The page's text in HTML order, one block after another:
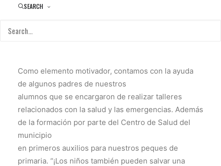
SEARCH
situaciones de emergencia. Para ello, los alumnos
investigando, contrastando ideas, llegando a
Como elemento motivador, contamos con la ayuda
de algunos padres de nuestros
alumnos que se encargaron de realizar talleres
relacionados con la salud y las emergencias. Además
de la formación por parte del Centro de Salud del
municipio
en primeros auxilios para nuestros peques de
primaria. “¡Los niños también pueden salvar una